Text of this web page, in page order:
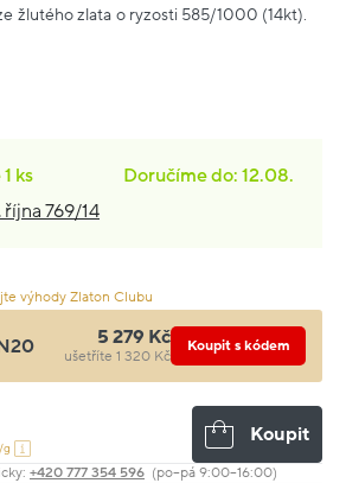
žlutého zlata o ryzosti 585/1000 (14kt).
1 ks
Doručíme do: 12.08.
října 769/14
výhody Zlaton Clubu
5 279 Kč
ušetříte 1 320 Kč
Koupit s kódem
g
Koupit
+420 777 354 596 (po–pá 9:00–16:00)